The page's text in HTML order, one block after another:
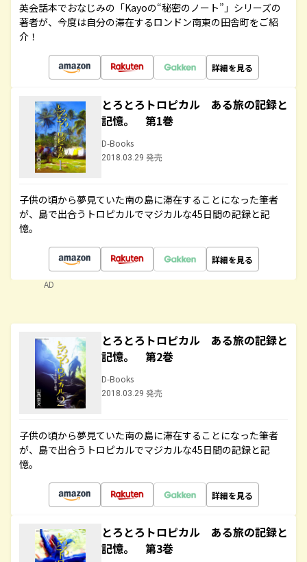
英会話本でおなじみの「Kayoの“秘密のノート”」シリーズの
著者が、今度は自分の滞在するロンドン南東の田舎町をご紹
介！
詳細を見る
とろとろトロピカル ある旅の記録と
記憶。 第1巻
D-Books
2018.03.29 発売
子供の頃から夢見ていた南の島に滞在することになった筆者
が、島で出合うトロピカルでマジカルな45日間の記録と記
憶。
詳細を見る
AD
とろとろトロピカル ある旅の記録と
記憶。 第2巻
D-Books
2018.03.29 発売
子供の頃から夢見ていた南の島に滞在することになった筆者
が、島で出合うトロピカルでマジカルな45日間の記録と記
憶。
詳細を見る
とろとろトロピカル ある旅の記録と
記憶。 第3巻